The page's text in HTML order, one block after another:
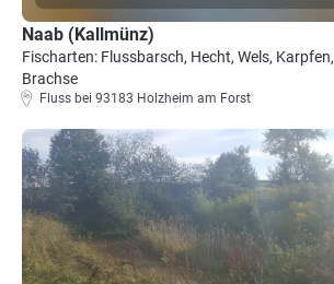
Naab (Kallmünz)
Fischarten: Flussbarsch, Hecht, Wels, Karpfen,
Brachse
Fluss bei 93183 Holzheim am Forst